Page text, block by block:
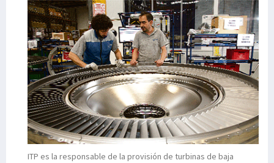
ITP es la responsable de la provisión de turbinas de baja